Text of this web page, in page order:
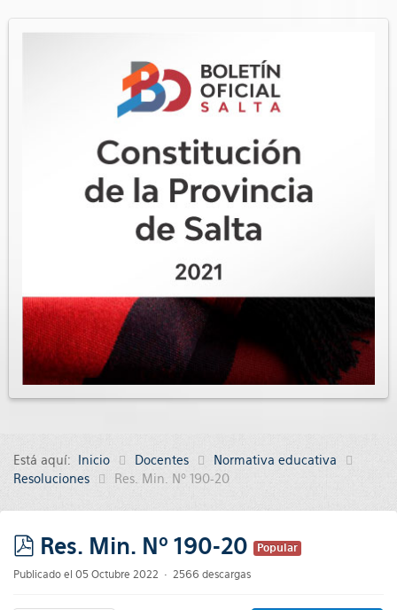
Está aquí: Inicio Docentes
Normativa educativa
Resoluciones
Res. Min. Nº 190-20
pdf
Res. Min. Nº 190-20 Popular
Publicado el 05 Octubre 2022 2566 descargas